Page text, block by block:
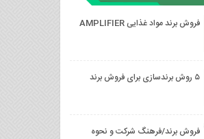
فروش برند مواد غذایی AMPLIFIER
۵ روش برندسازی برای فروش برند
فروش برند/فرهنگ شرکت و نحوه